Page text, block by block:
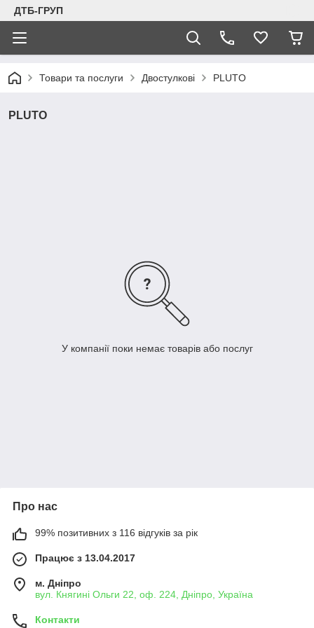
ДТБ-ГРУП
Товари та послуги Двостулкові PLUTO
PLUTO
У компанії поки немає товарів або послуг
Про нас
99% позитивних з 116 відгуків за рік
Працює з 13.04.2017
м. Дніпро
вул. Княгині Ольги 22, оф. 224, Дніпро, Україна
Контакти